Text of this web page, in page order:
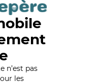
n’est pas
les